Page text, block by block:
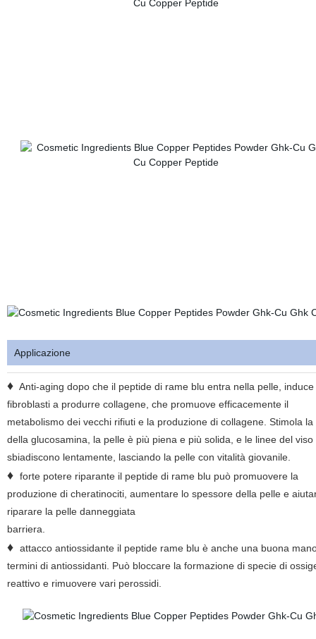
Applicazione
♦ Anti-aging dopo che il peptide di rame blu entra nella pelle, induce
fibroblasti a produrre collagene, che promuove efficacemente il
metabolismo dei vecchi rifiuti e la produzione di collagene. Stimola la
della glucosamina, la pelle è più piena e più solida, e le linee del viso
sbiadiscono lentamente, lasciando la pelle con vitalità giovanile.
♦ forte potere riparante il peptide di rame blu può promuovere la
produzione di cheratinociti, aumentare lo spessore della pelle e
riparare la pelle danneggiata
barriera.
♦ attacco antiossidante il peptide rame blu è anche una buona
termini di antiossidanti. Può bloccare la formazione di specie di
reattivo e rimuovere vari perossidi.